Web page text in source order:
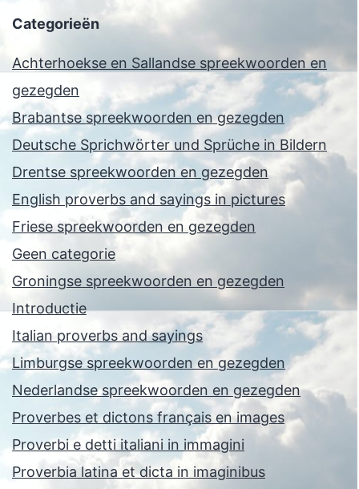
Categorieën
Achterhoekse en Sallandse spreekwoorden en
gezegden
Brabantse spreekwoorden en gezegden
Deutsche Sprichwörter und Sprüche in Bildern
Drentse spreekwoorden en gezegden
English proverbs and sayings in pictures
Friese spreekwoorden en gezegden
Geen categorie
Groningse spreekwoorden en gezegden
Introductie
Italian proverbs and sayings
Limburgse spreekwoorden en gezegden
Nederlandse spreekwoorden en gezegden
Proverbes et dictons français en images
Proverbi e detti italiani in immagini
Proverbia latina et dicta in imaginibus